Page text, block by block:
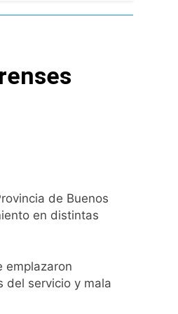
de Buenos
en distintas
emplazaron
del servicio y mala